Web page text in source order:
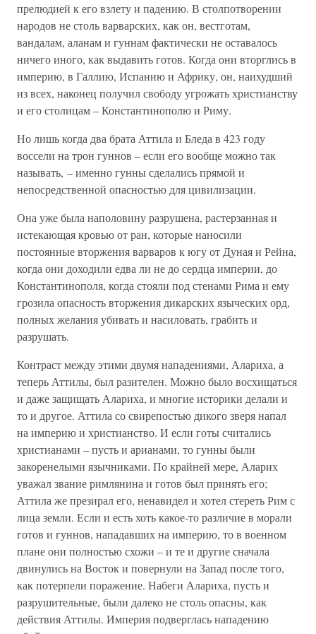
прелюдией к его взлету и падению. В столпотворении
народов не столь варварских, как он, вестготам,
вандалам, аланам и гуннам фактически не оставалось
ничего иного, как выдавить готов. Когда они вторглись в
империю, в Галлию, Испанию и Африку, он, наихудший
из всех, наконец получил свободу угрожать христианству
и его столицам – Константинополю и Риму.
Но лишь когда два брата Аттила и Бледа в 423 году
воссели на трон гуннов – если его вообще можно так
называть, – именно гунны сделались прямой и
непосредственной опасностью для цивилизации.
Она уже была наполовину разрушена, растерзанная и
истекающая кровью от ран, которые наносили
постоянные вторжения варваров к югу от Дуная и Рейна,
когда они доходили едва ли не до сердца империи, до
Константинополя, когда стояли под стенами Рима и ему
грозила опасность вторжения дикарских языческих орд,
полных желания убивать и насиловать, грабить и
разрушать.
Контраст между этими двумя нападениями, Алариха, а
теперь Аттилы, был разителен. Можно было восхищаться
и даже защищать Алариха, и многие историки делали и
то и другое. Аттила со свирепостью дикого зверя напал
на империю и христианство. И если готы считались
христианами – пусть и арианами, то гунны были
закоренелыми язычниками. По крайней мере, Аларих
уважал звание римлянина и готов был принять его;
Аттила же презирал его, ненавидел и хотел стереть Рим с
лица земли. Если и есть хоть какое-то различие в морали
готов и гуннов, нападавших на империю, то в военном
плане они полностью схожи – и те и другие сначала
двинулись на Восток и повернули на Запад после того,
как потерпели поражение. Набеги Алариха, пусть и
разрушительные, были далеко не столь опасны, как
действия Аттилы. Империя подверглась нападению